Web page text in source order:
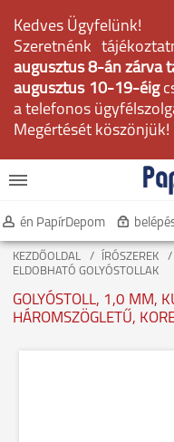
Kedves Ügyfelünk!
Szeretnénk
augusztus 8-án zárva
augusztus 10-19-éig
a telefonos
Megértését köszönjük!
én PapírDepom
KEZDŐOLDAL ÍRÓSZEREK
ELDOBHATÓ GOLYÓSTOLLAK
GOLYÓSTOLL, 1,0 MM,
HÁROMSZÖGLETŰ,